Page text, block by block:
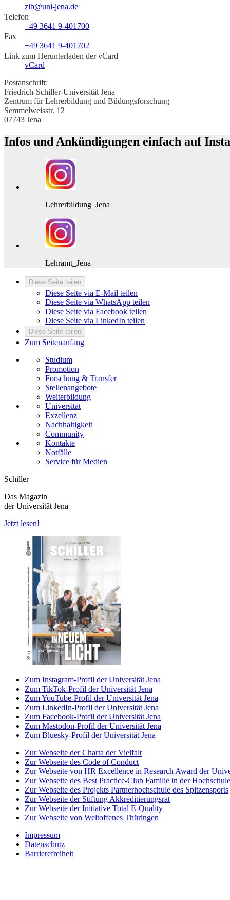
zlb@uni-jena.de
Telefon
+49 3641 9-401700
Fax
+49 3641 9-401702
Link zum Herunterladen der vCard
vCard
Postanschrift:
Friedrich-Schiller-Universität Jena
Zentrum für Lehrerbildung und Bildungsforschung
Semmelweisstr. 12
07743 Jena
Infos und Ankündigungen einfach auf
Lehrerbildung_Jena
Lehramt_Jena
Diese Seite teilen
Diese Seite via E-Mail teilen
Diese Seite via WhatsApp teilen
Diese Seite via Facebook teilen
Diese Seite via LinkedIn teilen
Diese Seite teilen
Zum Seitenanfang
Studium
Promotion
Forschung & Transfer
Stellenangebote
Weiterbildung
Universität
Exzellenz
Nachhaltigkeit
Community
Kontakte
Notfälle
Service für Medien
Schiller
Das Magazin
der Universität Jena
Jetzt lesen!
Zum Instagram-Profil der Universität Jena
Zum TikTok-Profil der Universität Jena
Zum YouTube-Profil der Universität Jena
Zum LinkedIn-Profil der Universität Jena
Zum Facebook-Profil der Universität Jena
Zum Mastodon-Profil der Universität Jena
Zum Bluesky-Profil der Universität Jena
Zur Webseite der Charta der Vielfalt
Zur Webseite des Code of Conduct
Zur Webseite von HR Excellence in Research Award der
Zur Webseite des Best Practice-Club Familie in der Hochschule
Zur Webseite des Projekts Partnerhochschule des Spitzensports
Zur Webseite der Stiftung Akkreditierungsrat
Zur Webseite der Initiative Total E-Quality
Zur Webseite von Weltoffenes Thüringen
Impressum
Datenschutz
Barrierefreiheit